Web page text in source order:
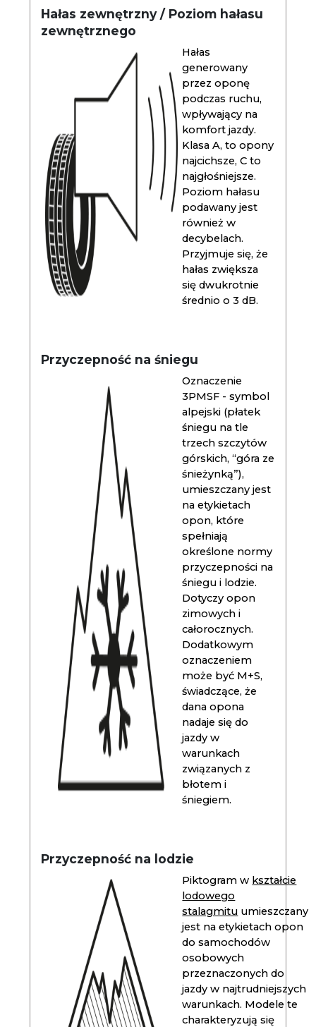
Hałas zewnętrzny / Poziom hałasu
zewnętrznego
Hałas
generowany
przez oponę
podczas ruchu,
wpływający na
komfort jazdy.
Klasa A, to opony
najcichsze, C to
najgłośniejsze.
Poziom hałasu
podawany jest
również w
decybelach.
Przyjmuje się, że
hałas zwiększa
się dwukrotnie
średnio o 3 dB.
Przyczepność na śniegu
Oznaczenie
3PMSF - symbol
alpejski (płatek
śniegu na tle
trzech szczytów
górskich, “góra ze
śnieżynką”),
umieszczany jest
na etykietach
opon, które
spełniają
określone normy
przyczepności na
śniegu i lodzie.
Dotyczy opon
zimowych i
całorocznych.
Dodatkowym
oznaczeniem
może być M+S,
świadczące, że
dana opona
nadaje się do
jazdy w
warunkach
związanych z
błotem i
śniegiem.
Przyczepność na lodzie
Piktogram w kształcie
lodowego
stalagmitu umieszczany
jest na etykietach opon
do samochodów
osobowych
przeznaczonych do
jazdy w najtrudniejszych
warunkach. Modele te
charakteryzują się